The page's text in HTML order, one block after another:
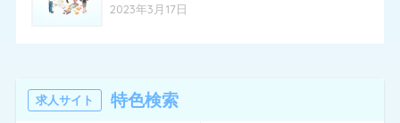
マスメディアン
2023年3月17日
求人サイト 特色検索